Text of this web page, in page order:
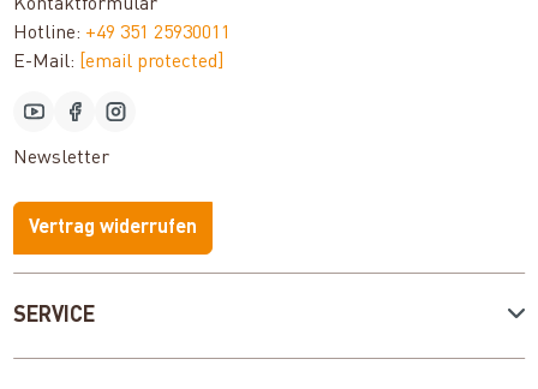
SERVICE
Kontaktformular
Hotline: +49 351 25930011
E-Mail: [email protected]
Newsletter
Vertrag widerrufen